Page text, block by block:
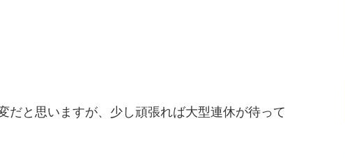
だと思いますが、少し頑張れば大型連休が待って